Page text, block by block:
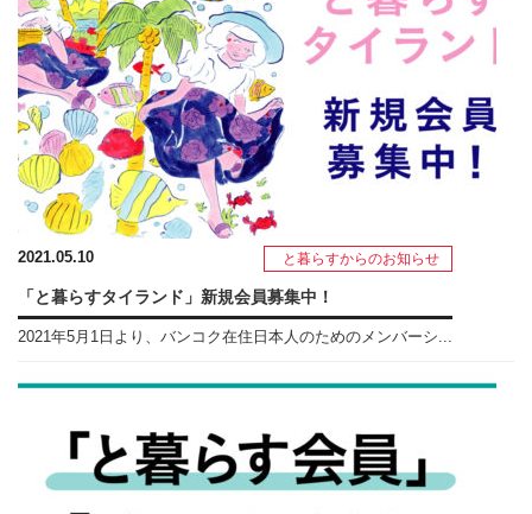
2021.05.10 と暮らすからのお知らせ
「と暮らすタイランド」新規会員募集中！
2021年5月1日より、バンコク在住日本人のためのメンバーシ...